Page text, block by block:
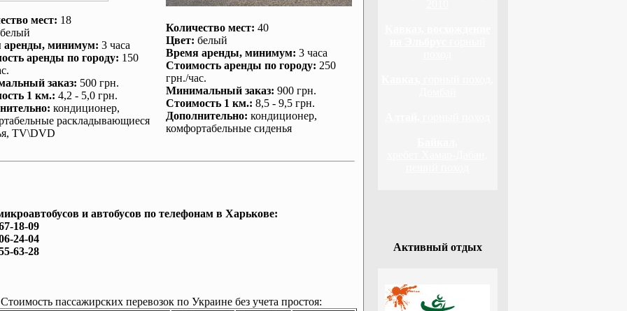
мест: 18
белый
аренды, минимум: 3 часа
аренды по городу: 150
заказ: 500 грн.
1 км.: 4,2 - 5,0 грн.
: кондиционер,
раскладывающиеся
TV\DVD
Количество мест: 40
Цвет: белый
Время аренды, минимум: 3 часа
Стоимость аренды по городу: 250
грн./час.
Минимальный заказ: 900 грн.
Стоимость 1 км.: 8,5 - 9,5 грн.
Дополнительно: кондиционер,
комфортабельные сиденья
и автобусов по телефонам в Харькове:
18-09
24-04
63-28
Стоимость пассажирских перевозок по Украине без учета простоя:
Активный отдых